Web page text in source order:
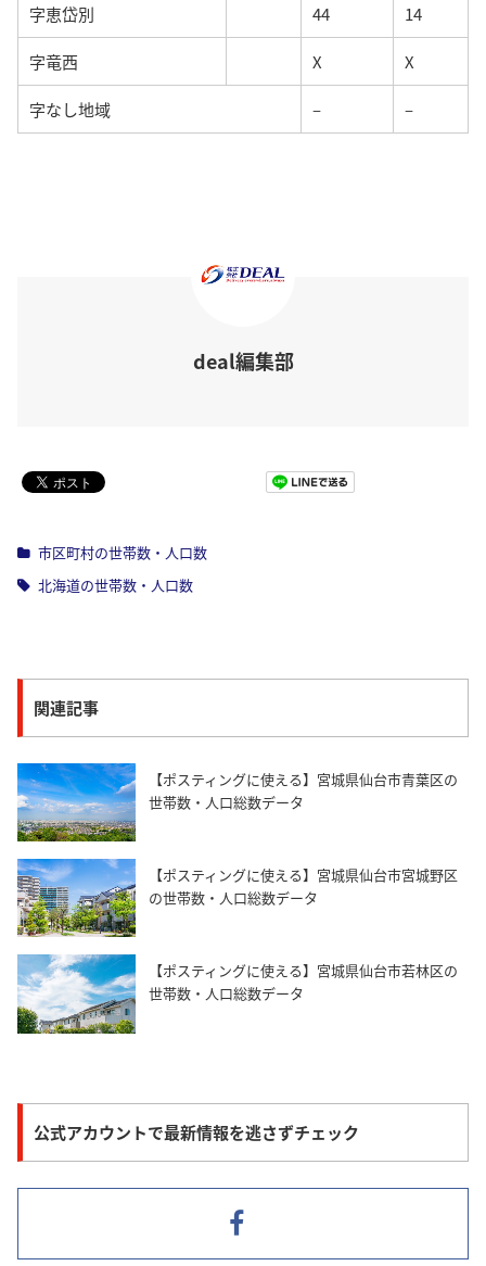
字恵岱別 44 14
字竜西 X X
字なし地域 – –
deal編集部
市区町村の世帯数・人口数
北海道の世帯数・人口数
関連記事
【ポスティングに使える】宮城県仙台市青葉区の
世帯数・人口総数データ
【ポスティングに使える】宮城県仙台市宮城野区
の世帯数・人口総数データ
【ポスティングに使える】宮城県仙台市若林区の
世帯数・人口総数データ
公式アカウントで最新情報を逃さずチェック